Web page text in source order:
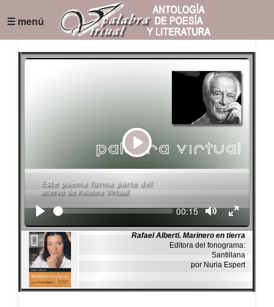
☰ menú
Play
Seek Current
00:15
Rafael Alberti. Marinero en tierra
Editora del fonograma:
Santillana
por Nuria Espert